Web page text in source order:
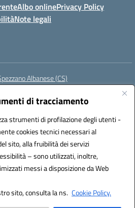
di tracciamento
strumenti di profilazione degli utenti -
cookies tecnici necessari al
sito, alla fruibilità dei servizi
– sono utilizzati, inoltre,
messi a disposizione da Web
sito, consulta la ns. Cookie Policy.
Albo onlinePrivacy Policy
Note legali
Albanese (CS)
csic878003@pec.istruzione.it
(IPA): istsc_csic878003
UFK2HU
by 3D Solution S.r.l.
by Designers Italia